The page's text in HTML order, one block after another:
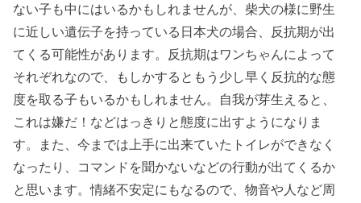
ない子も中にはいるかもしれませんが、柴犬の様に野生
に近しい遺伝子を持っている日本犬の場合、反抗期が出
てくる可能性があります。反抗期はワンちゃんによって
それぞれなので、もしかするともう少し早く反抗的な態
度を取る子もいるかもしれません。自我が芽生えると、
これは嫌だ！などはっきりと態度に出すようになりま
す。また、今までは上手に出来ていたトイレができなく
なったり、コマンドを聞かないなどの行動が出てくるか
と思います。情緒不安定にもなるので、物音や人など周